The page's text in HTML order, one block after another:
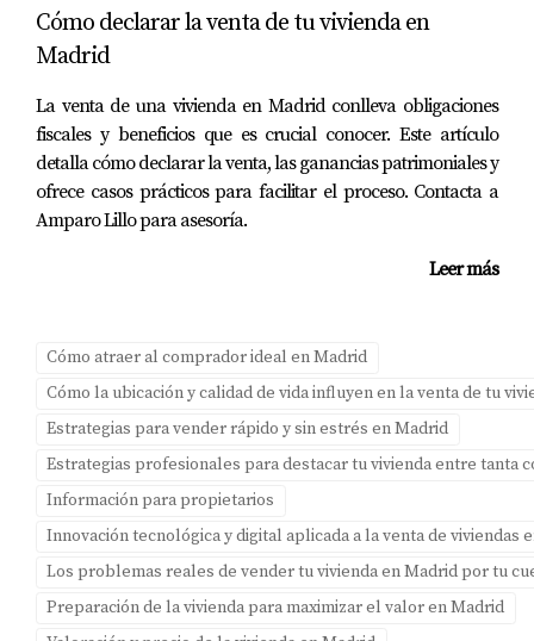
casa?
El mejor momento suele ser durante las temporadas
verano.
¿Qué documentos necesito para vender mi
propiedad?
propiedad, certificados energéticos y cualquier otro
¿Debo realizar reparaciones antes de vender?
Sí, pequeñas reparaciones pueden aumentar
significativamente el atractivo de tu hogar y ayudar a
obtener mejores ofertas.
¿Cómo puedo saber si mi casa está bien
Consultar con un agente inmobiliario o realizar un
Cómo declarar la venta de tu vivienda en
Madrid
La venta de una vivienda en Madrid conlleva obligaciones
fiscales y beneficios que es crucial conocer. Este artículo
detalla cómo declarar la venta, las ganancias patrimoniales y
ofrece casos prácticos para facilitar el proceso. Contacta a
Amparo Lillo para asesoría.
Leer más
Cómo atraer al comprador ideal en Madrid
Cómo la ubicación y calidad de vida influyen en la venta de tu
Estrategias para vender rápido y sin estrés en Madrid
Estrategias profesionales para destacar tu vivienda entre tanta
Información para propietarios
Innovación tecnológica y digital aplicada a la venta de viviendas
Los problemas reales de vender tu vivienda en Madrid por tu
Preparación de la vivienda para maximizar el valor en Madrid